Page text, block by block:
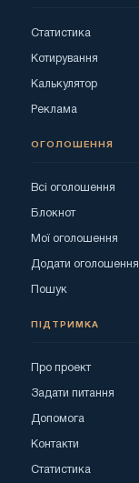
Статистика
Котирування
Калькулятор
Реклама
ОГОЛОШЕННЯ
Всі оголошення
Блокнот
Мої оголошення
Додати оголошення
Пошук
ПІДТРИМКА
Про проект
Задати питання
Допомога
Контакти
Статистика